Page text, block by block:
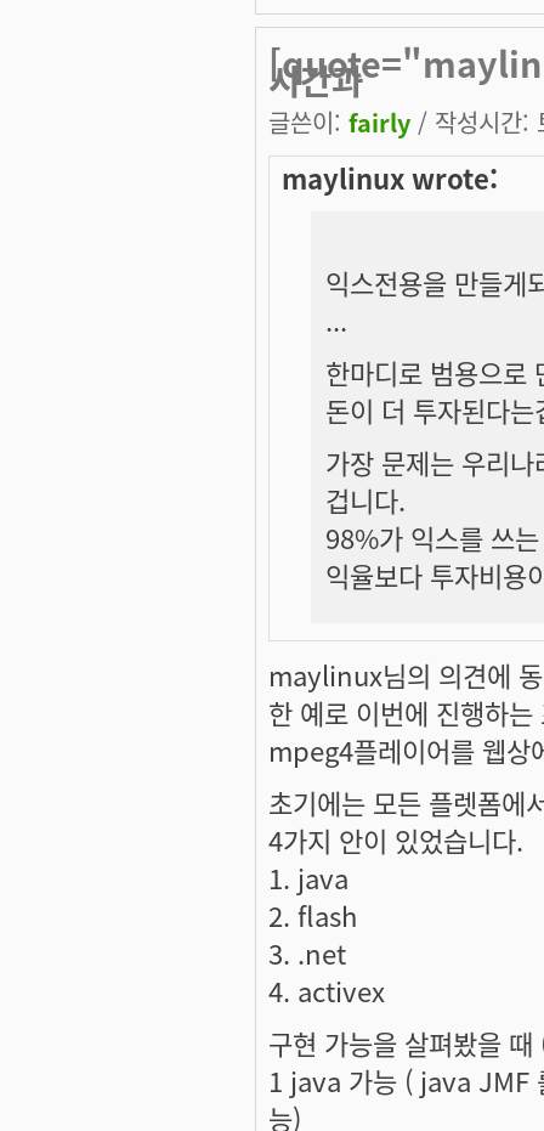
시간과
글쓴이: fairly / 작성시간:
maylinux wrote:
익스전용을 만들게
...
한마디로 범용으로
돈이 더 투자된다는
가장 문제는 우리
겁니다.
98%가 익스를 쓰
익율보다 투자비용
maylinux님의 의견에
한 예로 이번에 진행하
mpeg4플레이어를 웹상
초기에는 모든 플렛폼에
4가지 안이 있었습니다.
1. java
2. flash
3. .net
4. activex
구현 가능을 살펴봤을
1 java 가능 ( java JMF
능)